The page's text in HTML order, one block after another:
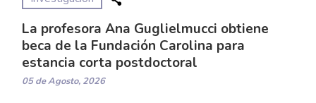
La profesora Ana Guglielmucci obtiene
beca de la Fundación Carolina para
estancia corta postdoctoral
05 de Agosto, 2026